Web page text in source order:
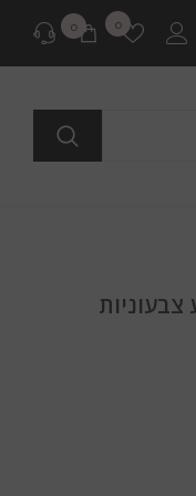
0 רשימת
משאלות
0
0
פריטים
קשר במגוון